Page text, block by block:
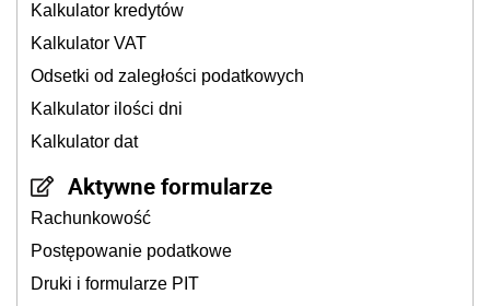
Kalkulator kredytów
Kalkulator VAT
Odsetki od zaległości podatkowych
Kalkulator ilości dni
Kalkulator dat
Aktywne formularze
Rachunkowość
Postępowanie podatkowe
Druki i formularze PIT